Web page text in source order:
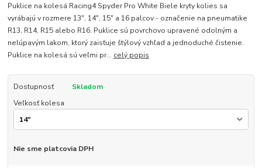
Puklice na kolesá Racing4 Spyder Pro White Biele kryty kolies sa
vyrábajú v rozmere 13", 14", 15" a 16 palcov - označenie na pneumatike
R13, R14, R15 alebo R16. Puklice sú povrchovo upravené odolným a
nelúpavým lakom, ktorý zaisťuje štýlový vzhľad a jednoduché čistenie.
Puklice na kolesá sú veľmi pr... celý popis
Dostupnosť
Skladom
Veľkosť kolesa
Nie sme platcovia DPH